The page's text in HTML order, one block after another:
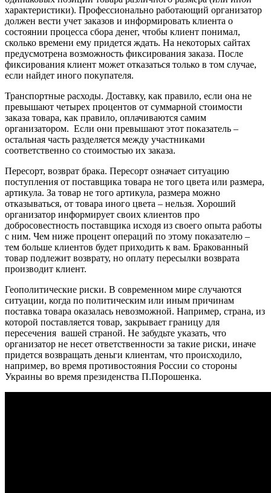
характеристики). Профессионально работающий организатор
должен вести учет заказов и информировать клиента о
состоянии процесса сбора денег, чтобы клиент понимал,
сколько времени ему придется ждать. На некоторых сайтах
предусмотрена возможность фиксирования заказа. После
фиксирования клиент может отказаться только в том случае,
если найдет иного покупателя.
Транспортные расходы. Доставку, как правило, если она не
превышают четырех процентов от суммарной стоимости
заказа товара, как правило, оплачиваются самим
организатором. Если они превышают этот показатель –
остальная часть разделяется между участниками
соответственно со стоимостью их заказа.
Пересорт, возврат брака. Пересорт означает ситуацию
поступления от поставщика товара не того цвета или размера,
артикула. За товар не того артикула, размера можно
отказываться, от товара иного цвета – нельзя. Хороший
организатор информирует своих клиентов про
добросовестность поставщика исходя из своего опыта работы
с ним. Чем ниже процент операций по этому показателю –
тем больше клиентов будет приходить к вам. Бракованный
товар подлежит возврату, но оплату пересылки возврата
производит клиент.
Геополитические риски. В современном мире случаются
ситуации, когда по политическим или иным причинам
поставка товара оказалась невозможной. Например, страна, из
которой поставляется товар, закрывает границу для
пересечения вашей страной. Не забудьте указать, что
организатор не несет ответственности за такие риски, иначе
придется возвращать деньги клиентам, что происходило,
например, во время противостояния России со стороны
Украины во время президенства П.Порошенка.